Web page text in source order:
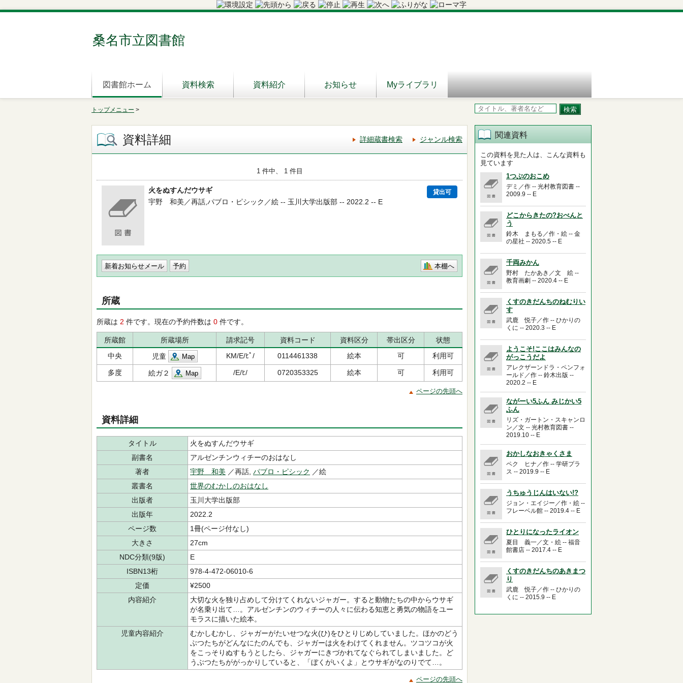
桑名市立図書館
図書館ホーム 資料検索 資料紹介 お知らせ Myライブラリ
トップメニュー >
資料詳細 詳細蔵書検索 ジャンル検索
1 件中、 1 件目
火をぬすんだウサギ 貸出可
宇野 和美／再話,パブロ・ピシック／絵 -- 玉川大学出版部 -- 2022.2 -- E
新着お知らせメール 本棚へ
所蔵
所蔵は 2 件です。現在の予約件数は 0 件です。
所蔵館 所蔵場所 請求記号 資料コード 資料区分 帯出区分
状態
中央
児童 Map KM/E/ﾋﾟ/ 0114461338 絵本 可 利用可
多度 絵ガ２ Map /E/ﾋ/ 0720353325 絵本 可 利用可
ページの先頭へ
資料詳細
タイトル
火をぬすんだウサギ
副書名
アルゼンチンウィチーのおはなし
著者
宇野 和美 ／再話, パブロ・ピシック ／絵
叢書名
世界のむかしのおはなし
出版者
玉川大学出版部
出版年
2022.2
ページ数
1冊(ページ付なし)
大きさ
27cm
NDC分類(9版)
E
ISBN13桁
978-4-472-06010-6
定価
¥2500
内容紹介
大切な火を独り占めして分けてくれないジャガー。すると動物たちの中からウサギ
が名乗り出て…。アルゼンチンのウィチーの人々に伝わる知恵と勇気の物語をユー
モラスに描いた絵本。
児童内容紹介
むかしむかし、ジャガーがたいせつな火(ひ)をひとりじめしていました。ほかのどう
ぶつたちがどんなにたのんでも、ジャガーは火をわけてくれません。ツコツコが火
をこっそりぬすもうとしたら、ジャガーにきづかれてなぐられてしまいました。ど
うぶつたちががっかりしていると、「ぼくがいくよ」とウサギがなのりでて…。
ページの先頭へ
関連資料
この資料を見た人は、こんな資料も
見ています
1つぶのおこめ
デミ／作 -- 光村教育図書 --
2009.9 -- E
どこからきたの?おべんと
う
鈴木 まもる／作・絵 -- 金
の星社 -- 2020.5 -- E
千両みかん
野村 たかあき／文 絵 --
教育画劇 -- 2020.4 -- E
くすのきだんちのねむりい
す
武鹿 悦子／作 -- ひかりの
くに -- 2020.3 -- E
ようこそ!ここはみんなの
がっこうだよ
アレクザーンドラ・ペンフォ
ールド／作 -- 鈴木出版 --
2020.2 -- E
ながーい5ふん みじかい5
ふん
リズ・ガートン・スキャンロ
ン／文 -- 光村教育図書 --
2019.10 -- E
おかしなおきゃくさま
ペク ヒナ／作 -- 学研プラ
ス -- 2019.9 -- E
うちゅうじんはいない!?
ジョン・エイジー／作・絵 --
フレーベル館 -- 2019.4 -- E
ひとりになったライオン
夏目 義一／文・絵 -- 福音
館書店 -- 2017.4 -- E
くすのきだんちのあきまつ
り
武鹿 悦子／作 -- ひかりの
くに -- 2015.9 -- E